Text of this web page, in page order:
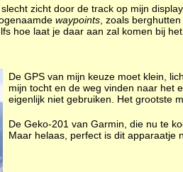
zicht door de track op mijn
waypoints , zoals
hoe laat je daar aan zal komen bij
De GPS van mijn keuze moet klein,
mijn tocht en de weg vinden naar het
eigenlijk niet gebruiken. Het grootste
De Geko-201 van Garmin, die nu te
Maar helaas, perfect is dit apparaatje